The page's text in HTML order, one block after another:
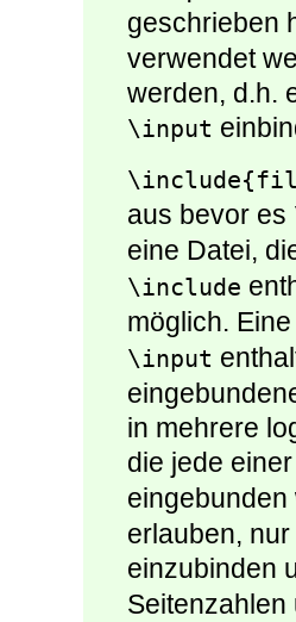
geschrieben
verwendet
werden, d.h.
\input
aus bevor es
eine Datei,
\include
möglich.
\input
in mehrere
die jede
eingebunden
erlauben,
einzubinden